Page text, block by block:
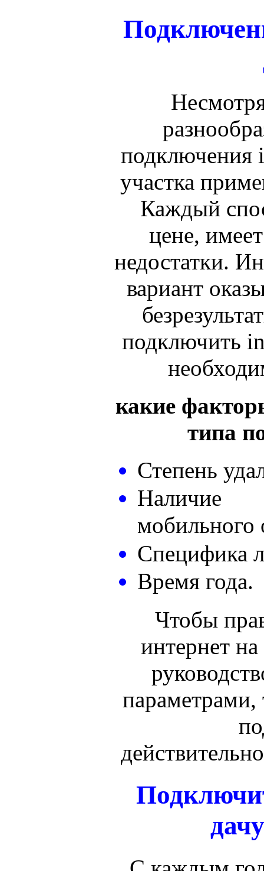
подключения
участка
Каждый
цене,
недостатки.
вариант
подключить
какие
типа
Степень
мобильного
Специфика
Время года.
Чтобы
интернет
параметрами,